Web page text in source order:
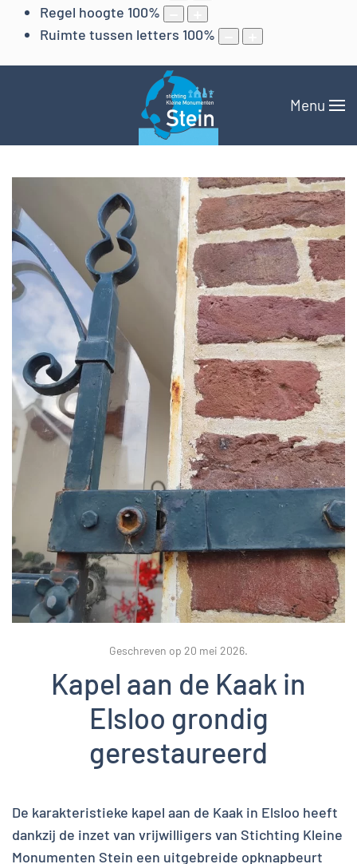
Regel hoogte 100%
Ruimte tussen letters 100%
Menu
Geschreven op 20 mei 2026.
Kapel aan de Kaak in
Elsloo grondig
gerestaureerd
De karakteristieke kapel aan de Kaak in Elsloo heeft
dankzij de inzet van vrijwilligers van Stichting Kleine
Monumenten Stein een uitgebreide opknapbeurt